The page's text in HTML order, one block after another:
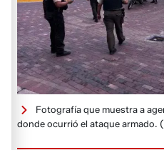
Fotografía que muestra a
donde ocurrió el ataque armado.